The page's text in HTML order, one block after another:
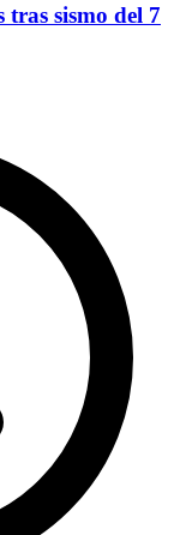
tras sismo del 7